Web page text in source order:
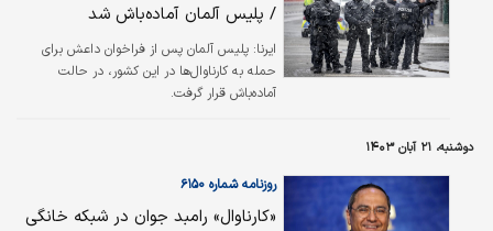
/ پلیس آلمان آماده‌باش شد
ایرنا: پلیس آلمان پس از فراخوان داعش برای
حمله به کارناوال‌ها در این کشور، در حالت
آماده‌باش قرار گرفت.
دوشنبه، ۲۱ آبان ۱۴۰۳
روزنامه شماره ۶۱۵۰
«کارناوال» رامبد جوان در شبکه خانگی